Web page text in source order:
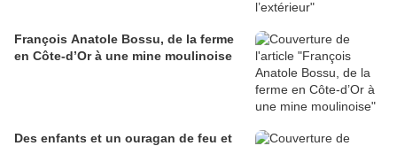
François Anatole Bossu, de la ferme
en Côte-d’Or à une mine moulinoise
Des enfants et un ouragan de feu et